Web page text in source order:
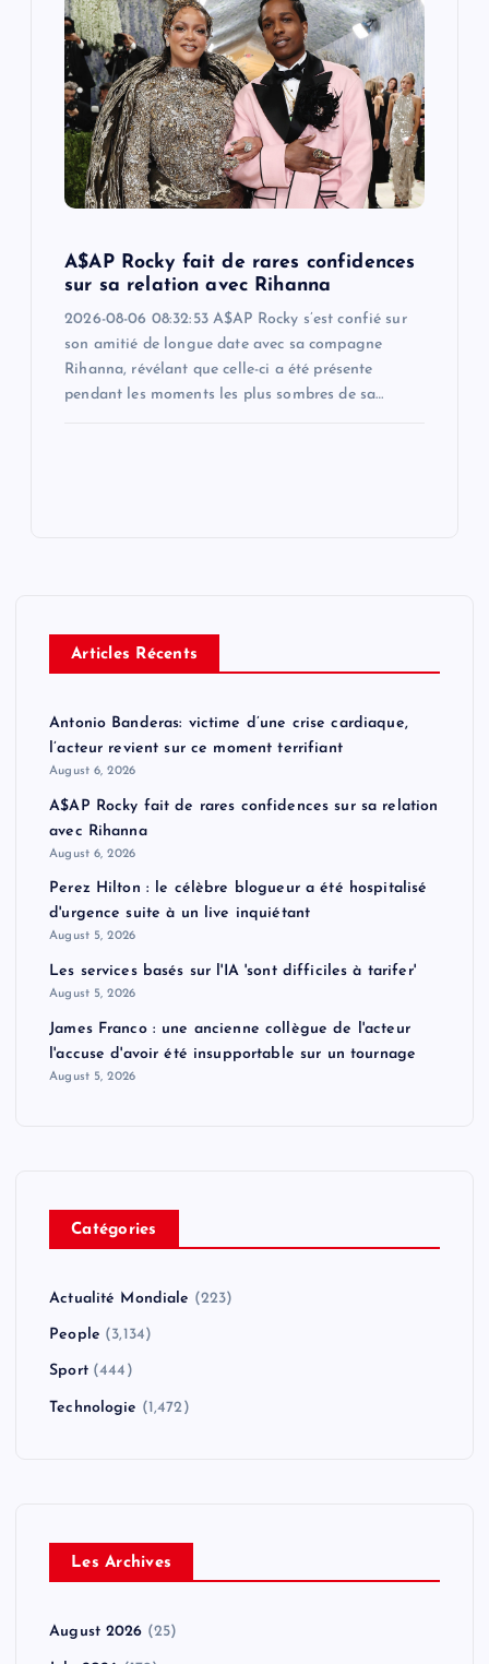
A$AP Rocky fait de rares confidences
sur sa relation avec Rihanna
2026-08-06 08:32:53 A$AP Rocky s’est confié sur
son amitié de longue date avec sa compagne
Rihanna, révélant que celle-ci a été présente
pendant les moments les plus sombres de sa…
Articles Récents
Antonio Banderas: victime d’une crise cardiaque,
l’acteur revient sur ce moment terrifiant
August 6, 2026
A$AP Rocky fait de rares confidences sur sa relation
avec Rihanna
August 6, 2026
Perez Hilton : le célèbre blogueur a été hospitalisé
d'urgence suite à un live inquiétant
August 5, 2026
Les services basés sur l'IA 'sont difficiles à tarifer'
August 5, 2026
James Franco : une ancienne collègue de l'acteur
l'accuse d'avoir été insupportable sur un tournage
August 5, 2026
Catégories
Actualité Mondiale (223)
People (3,134)
Sport(444)
Technologie (1,472)
Les Archives
August 2026 (25)